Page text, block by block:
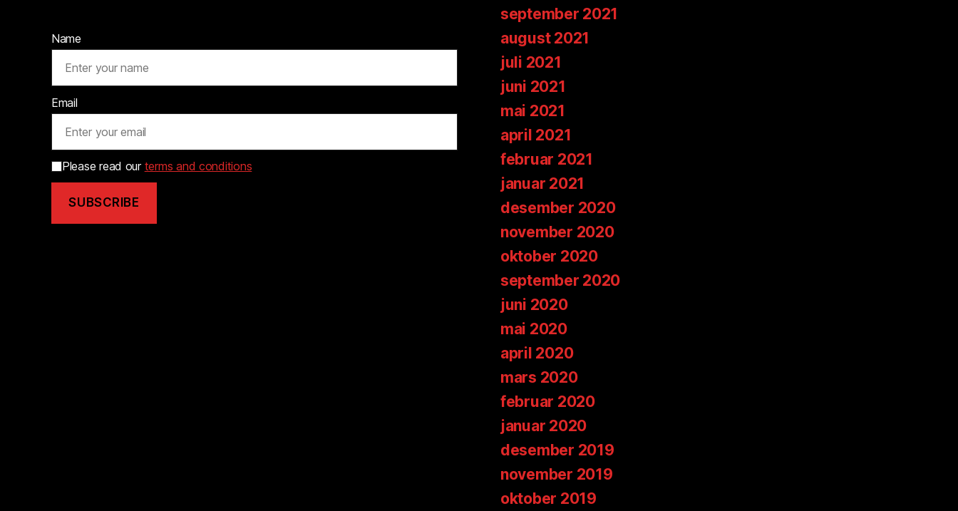
Name
Email
Please read our terms and conditions
september 2021
august 2021
juli 2021
juni 2021
mai 2021
april 2021
februar 2021
januar 2021
desember 2020
november 2020
oktober 2020
september 2020
juni 2020
mai 2020
april 2020
mars 2020
februar 2020
januar 2020
desember 2019
november 2019
oktober 2019